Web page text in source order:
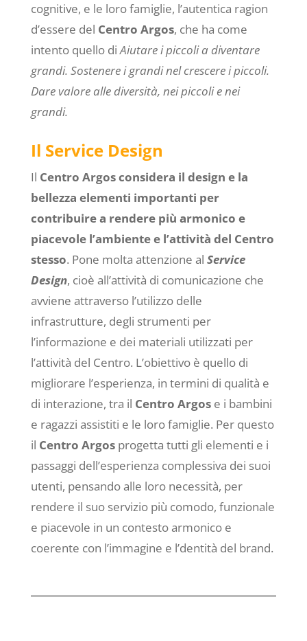
cognitive, e le loro famiglie, l’autentica ragion
d’essere del Centro Argos, che ha come
intento quello diAiutare i piccoli a diventare
grandi. Sostenere i grandi nel crescere i piccoli.
Dare valore alle diversità, nei piccoli e nei
grandi.
Il Service Design
Il Centro Argosconsidera il design e la
bellezza elementi importanti per
contribuire a rendere più armonico e
piacevole l’ambiente e l’attività del Centro
stesso. Pone molta attenzione al Service
Design, cioè all’attività di comunicazione che
avviene attraverso l’utilizzo delle
infrastrutture, degli strumenti per
l’informazione e dei materiali utilizzati per
l’attività del Centro. L’obiettivo è quello di
migliorare l’esperienza, in termini di qualità e
di interazione, tra il Centro Argose i bambini
e ragazzi assistiti e le loro famiglie. Per questo
il Centro Argosprogetta tutti gli elementi e i
passaggi dell’esperienza complessiva dei suoi
utenti, pensando alle loro necessità, per
rendere il suo servizio più comodo, funzionale
e piacevole in un contesto armonico e
coerente con l’immagine e l’dentità del brand.